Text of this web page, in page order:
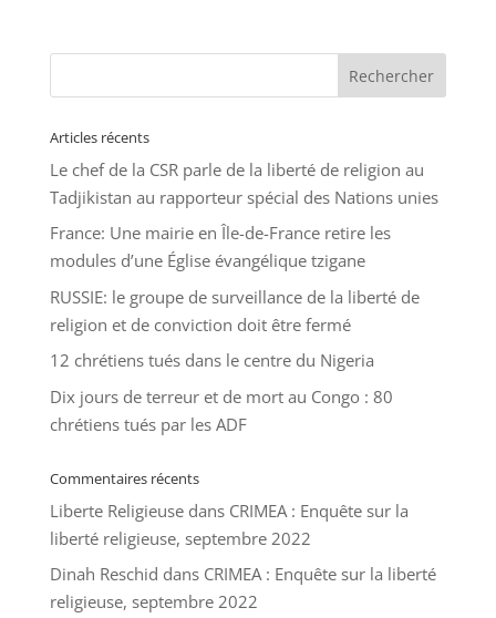
Articles récents
Le chef de la CSR parle de la liberté de religion au
Tadjikistan au rapporteur spécial des Nations unies
France: Une mairie en Île-de-France retire les
modules d’une Église évangélique tzigane
RUSSIE: le groupe de surveillance de la liberté de
religion et de conviction doit être fermé
12 chrétiens tués dans le centre du Nigeria
Dix jours de terreur et de mort au Congo : 80
chrétiens tués par les ADF
Commentaires récents
Liberte Religieusedans CRIMEA : Enquête sur la
liberté religieuse, septembre 2022
Dinah Reschid dans CRIMEA : Enquête sur la liberté
religieuse, septembre 2022